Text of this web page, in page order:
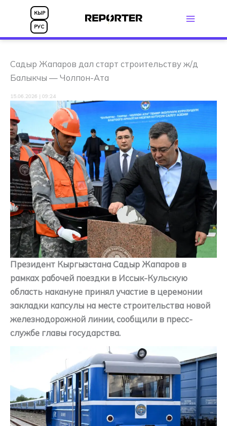
Перейти
содержимому
КЫР
РУС
Садыр Жапаров дал старт строительству ж/д
Балыкчы — Чолпон-Ата
15.06.2026 | 09:24
Президент Кыргызстана Садыр Жапаров в
рамках рабочей поездки в Иссык-Кульскую
область накануне принял участие в церемонии
закладки капсулы на месте строительства новой
железнодорожной линии, сообщили в пресс-
службе главы государства.